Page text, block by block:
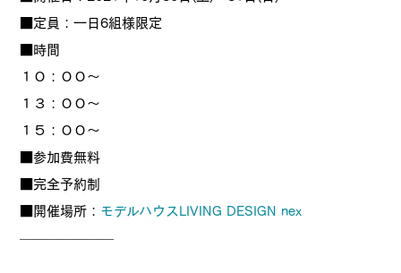
■定員：一日6組様限定
■時間
１０：００～
１３：００～
１５：００～
■参加費無料
■完全予約制
■開催場所： モデルハウスLIVING DESIGN nex
———————